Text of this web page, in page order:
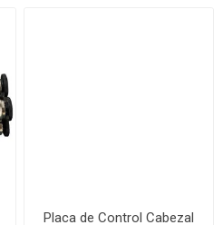
Placa de Control Cabezal